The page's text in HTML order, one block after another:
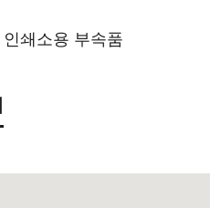
인쇄소용 부속품